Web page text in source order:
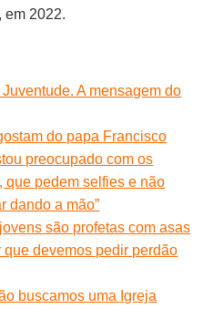
, em 2022.
A mensagem do
do papa Francisco
preocupado com os
que pedem selfies e não
dando a mão”
são profetas com asas
que devemos pedir perdão
buscamos uma Igreja